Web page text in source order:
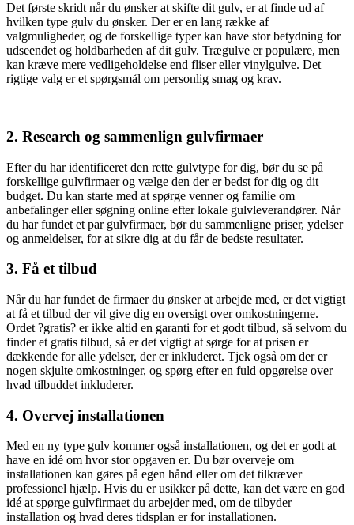
Det første skridt når du ønsker at skifte dit gulv, er at finde ud af
hvilken type gulv du ønsker. Der er en lang række af
valgmuligheder, og de forskellige typer kan have stor betydning for
udseendet og holdbarheden af dit gulv. Trægulve er populære, men
kan kræve mere vedligeholdelse end fliser eller vinylgulve. Det
rigtige valg er et spørgsmål om personlig smag og krav.
2. Research og sammenlign gulvfirmaer
Efter du har identificeret den rette gulvtype for dig, bør du se på
forskellige gulvfirmaer og vælge den der er bedst for dig og dit
budget. Du kan starte med at spørge venner og familie om
anbefalinger eller søgning online efter lokale gulvleverandører. Når
du har fundet et par gulvfirmaer, bør du sammenligne priser, ydelser
og anmeldelser, for at sikre dig at du får de bedste resultater.
3. Få et tilbud
Når du har fundet de firmaer du ønsker at arbejde med, er det vigtigt
at få et tilbud der vil give dig en oversigt over omkostningerne.
Ordet ?gratis? er ikke altid en garanti for et godt tilbud, så selvom du
finder et gratis tilbud, så er det vigtigt at sørge for at prisen er
dækkende for alle ydelser, der er inkluderet. Tjek også om der er
nogen skjulte omkostninger, og spørg efter en fuld opgørelse over
hvad tilbuddet inkluderer.
4. Overvej installationen
Med en ny type gulv kommer også installationen, og det er godt at
have en idé om hvor stor opgaven er. Du bør overveje om
installationen kan gøres på egen hånd eller om det tilkræver
professionel hjælp. Hvis du er usikker på dette, kan det være en god
idé at spørge gulvfirmaet du arbejder med, om de tilbyder
installation og hvad deres tidsplan er for installationen.